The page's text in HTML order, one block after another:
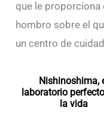
que le
hombro sobre el
un centro de
Nishinoshima,
laboratorio
la vida